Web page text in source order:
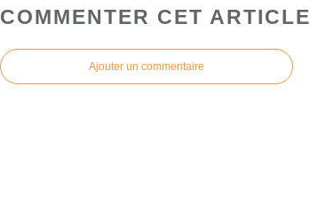
COMMENTER CET ARTICLE
Ajouter un commentaire